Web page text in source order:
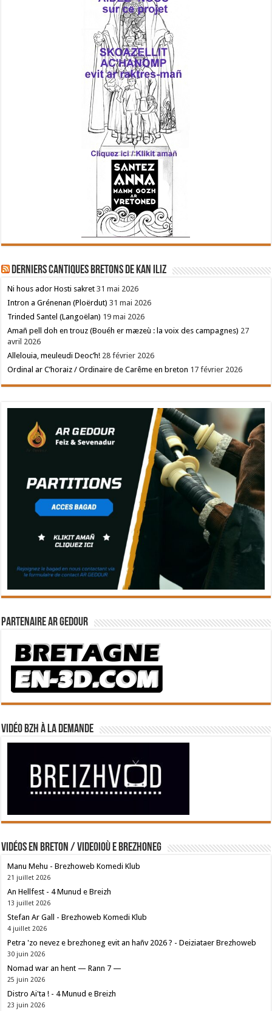
Derniers cantiques bretons de Kan Iliz
Ni hous ador Hosti sakret 31 mai 2026
Intron a Grénenan (Ploërdut) 31 mai 2026
Trinded Santel (Langoëlan) 19 mai 2026
Amañ pell doh en trouz (Bouéh er mæzeù : la voix des campagnes) 27
avril 2026
Allelouia, meuleudi Deoc’h! 28 février 2026
Ordinal ar C’horaiz / Ordinaire de Carême en breton 17 février 2026
Partenaire Ar Gedour
Vidéo BZH à la demande
Vidéos en breton / Videoioù e brezhoneg
Manu Mehu - Brezhoweb Komedi Klub
21 juillet 2026
An Hellfest - 4 Munud e Breizh
13 juillet 2026
Stefan Ar Gall - Brezhoweb Komedi Klub
4 juillet 2026
Petra 'zo nevez e brezhoneg evit an hañv 2026 ? - Deiziataer Brezhoweb
30 juin 2026
Nomad war an hent — Rann 7 —
25 juin 2026
Distro Ai'ta ! - 4 Munud e Breizh
23 juin 2026